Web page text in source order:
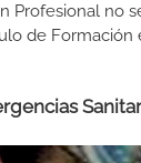
Profesional no
de Formación